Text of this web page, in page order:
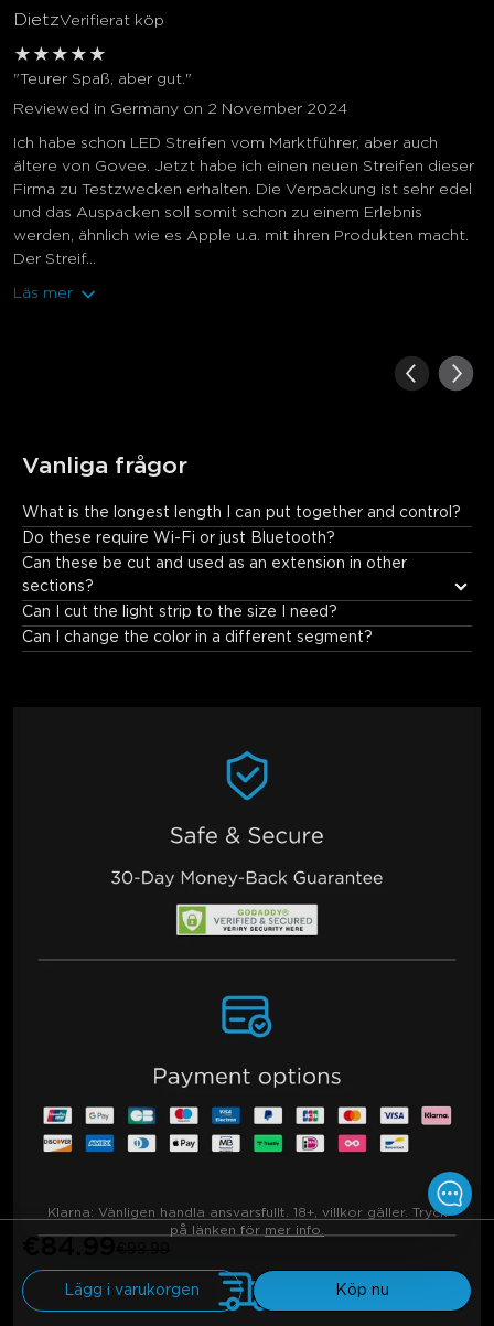
Lägg i varukorgen Köp nu
DietzVerifierat köp
★ ★ ★ ★ ★
"Teurer Spaß, aber gut."
Reviewed in Germany on 2 November 2024
Ich habe schon LED Streifen vom Marktführer, aber auch
ältere von Govee. Jetzt habe ich einen neuen Streifen dieser
Firma zu Testzwecken erhalten. Die Verpackung ist sehr edel
und das Auspacken soll somit schon zu einem Erlebnis
werden, ähnlich wie es Apple u.a. mit ihren Produkten macht.
Der Streif...
Läs mer
Vanliga frågor
What is the longest length I can put together and control?
10 meters.
Do these require Wi-Fi or just Bluetooth?
Can these be cut and used as an extension in other
sections?
Can I cut the light strip to the size I need?
Can I change the color in a different segment?
Klarna: Vänligen handla ansvarsfullt. 18+, villkor gäller. Tryck
på länken för mer info.